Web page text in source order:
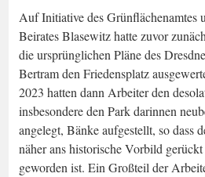
Auf Initiative des Grünflächenamtes
Beirates Blasewitz hatte zuvor
die ursprünglichen Pläne des
Bertram den Friedensplatz
2023 hatten dann Arbeiter den
insbesondere den Park darinnen
angelegt, Bänke aufgestellt, so dass
näher ans historische Vorbild
geworden ist. Ein Großteil der